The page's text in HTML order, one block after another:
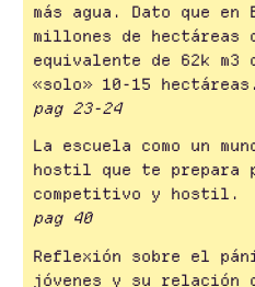
más agua. Dato que en
millones de hectáreas
equivalente de 62k m3
«solo» 10-15 hectáreas.
pag 23-24
La escuela como un
hostil que te prepara
competitivo y hostil.
pag 40
Reflexión sobre el
jóvenes y su relación